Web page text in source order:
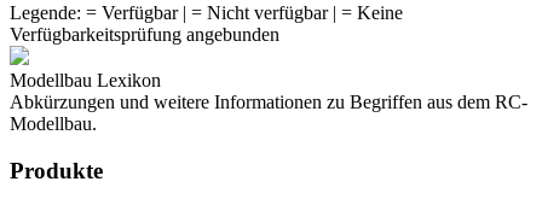
Legende: = Verfügbar | = Nicht verfügbar | = Keine
Verfügbarkeitsprüfung angebunden
Modellbau Lexikon
Abkürzungen und weitere Informationen zu Begriffen aus dem RC-
Modellbau.
Produkte